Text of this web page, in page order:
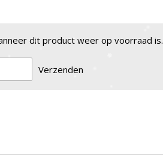
dit product weer op voorraad is.
Verzenden